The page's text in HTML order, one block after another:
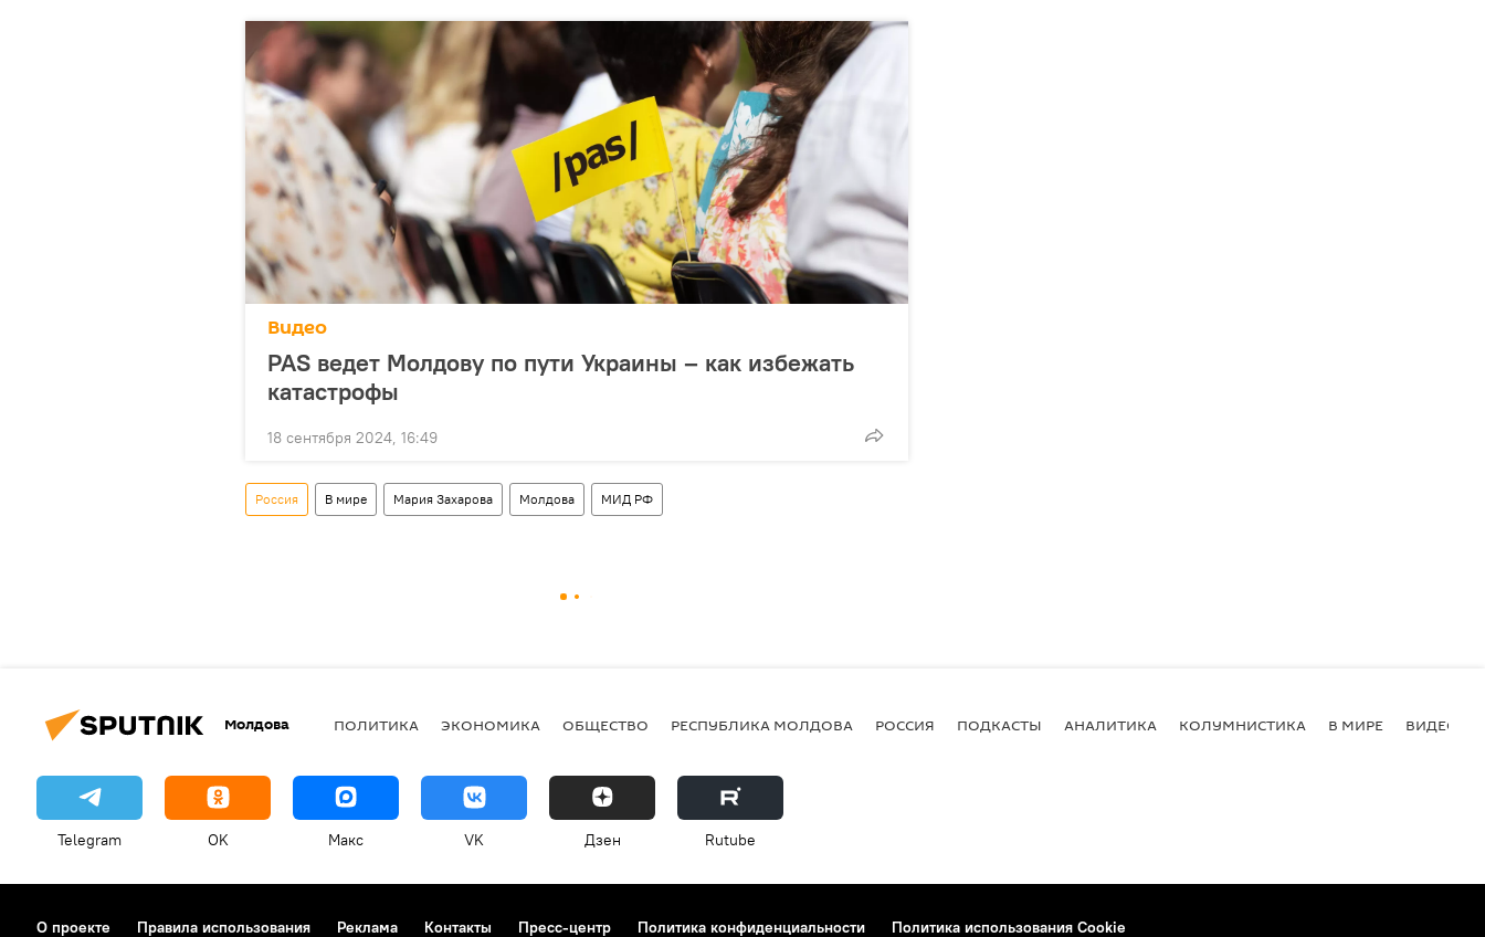
Видео
PAS ведет Молдову по пути Украины – как избежать
катастрофы
18 сентября 2024, 16:49
Россия В мире Мария Захарова Молдова МИД РФ
Молдова ПОЛИТИКА ЭКОНОМИКА ОБЩЕСТВО РЕСПУБЛИКА МОЛДОВА РОССИЯ ПОДКАСТЫ АНАЛИТИКА КОЛУМНИСТИКА В МИРЕ ВИДЕО
Telegram OK Макс VK Дзен Rutube
О проекте Правила использования Реклама Контакты Пресс-центр Политика конфиденциальности Политика использования Cookie